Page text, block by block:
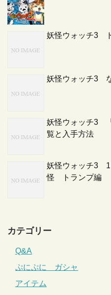
妖怪ウォッチ3
妖怪ウォッチ3
妖怪ウォッチ3
覧と入手方法
妖怪ウォッチ3 1
怪 トランプ編
カテゴリー
Q&A
ぷにぷに ガシャ
アイテム